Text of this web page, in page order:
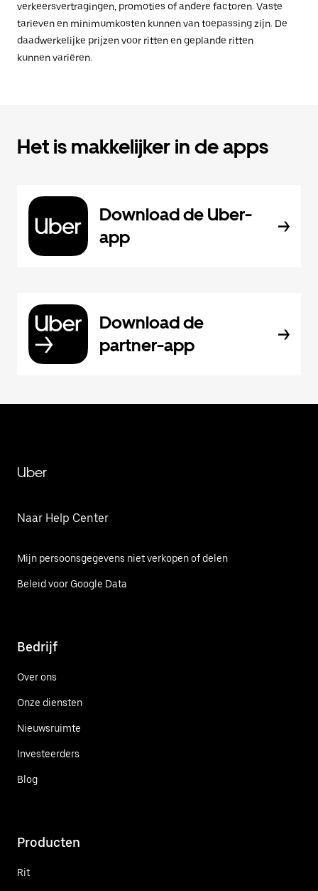
verkeersvertragingen, promoties of andere factoren. Vaste
tarieven en minimumkosten kunnen van toepassing zijn. De
daadwerkelijke prijzen voor ritten en geplande ritten
kunnen variëren.
Het is makkelijker in de apps
Download de Uber-
app
Download de
partner-app
Uber
Naar Help Center
Mijn persoonsgegevens niet verkopen of delen
Beleid voor Google Data
Bedrijf
Over ons
Onze diensten
Nieuwsruimte
Investeerders
Blog
Producten
Rit